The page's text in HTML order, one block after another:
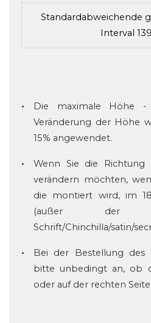
Standardabweichende
Interval
Die maximale Höhe
Veränderung der Höhe
15% angewendet.
Wenn Sie die
verändern möchten,
die montiert wird, im
(außer der
Schrift/Chinchilla/satin/
Bei der Bestellung des
bitte unbedingt an, ob
oder auf der rechten